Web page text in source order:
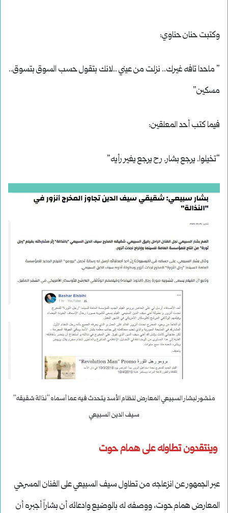
وكتبت حنان حناوي:
” ماحدا تافه غيرك.. نزلت من عيني ..لانك بتقول حسب السوق بتسوق..
مسكين”
فيما كتب أحد المعلقين:
“تخيلوا. يرجع بشار. رح يرجع يغير رأيه”
منشور لبشار السبيعي المعارض لنظام الأسد يتحدث فيه عما أسماه “نذالة شقيقه”
سيف الدين السبيعي
وينتقدون تطاوله على همام حوت
عبر الجمهور عن انزعاجه من تطاول سيف السبيعي على الفنان المسرحي
المعارض همام حوت، ووصفه له بالوضيع وادعائه أن بشاراً أجبره أن